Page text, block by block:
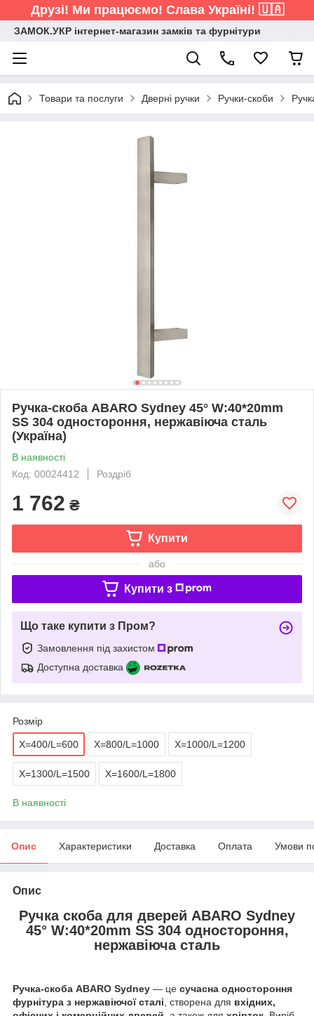
Друзі! Ми працюємо! Слава Україні! 🇺🇦
ЗАМОК.УКР інтернет-магазин замків та фурнітури
Товари та послуги Дверні ручки Ручки-скоби
Ручка-скоба ABARO Sydney 45° W:40*20mm
SS 304 одностороння, нержавіюча сталь
(Україна)
В наявності
Код: 00024412
Роздріб
1 762 ₴
Купити
або
Купити з
Що таке купити з Пром?
Замовлення під захистом
Доступна доставка
Розмір
X=400/L=600 X=800/L=1000 X=1000/L=1200
X=1300/L=1500 X=1600/L=1800
В наявності
Опис Характеристики Доставка Оплата Умови
Опис
Ручка скоба для дверей ABARO Sydney
45° W:40*20mm SS 304 одностороння,
нержавіюча сталь
Ручка-скоба ABARO Sydney — це сучасна одностороння
фурнітура з нержавіючої сталі, створена для вхідних,